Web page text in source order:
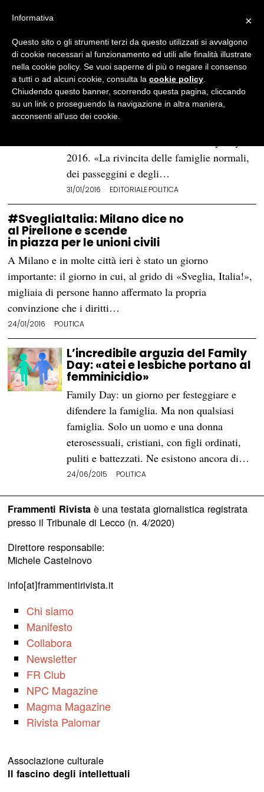
BROWSE TAG
Family Day
Il circo al Circo Massimo
Il circo al Circo Massimo. Si può
2016. «La rivincita delle famiglie normali,
dei passeggini e degli…
31/01/2016 EDITORIALE·POLITICA
#SvegliaItalia: Milano dice no
al Pirellone e scende
in piazza per le unioni civili
A Milano e in molte città ieri è stato un giorno
importante: il giorno in cui, al grido di «Sveglia, Italia!»,
migliaia di persone hanno affermato la propria
convinzione che i diritti…
24/01/2016 POLITICA
L’incredibile arguzia del Family
Day: «atei e lesbiche portano al
femminicidio»
Family Day: un giorno per festeggiare e
difendere la famiglia. Ma non qualsiasi
famiglia. Solo un uomo e una donna
eterosessuali, cristiani, con figli ordinati,
puliti e battezzati. Ne esistono ancora di…
24/06/2015 POLITICA
Frammenti Rivistaè una testata giornalistica registrata
presso il Tribunale di Lecco (n. 4/2020)
Direttore responsabile:
Michele Castelnovo
info[at]frammentirivista.it
Chi siamo
Manifesto
Collabora
Newsletter
FR Club
NPC Magazine
Magma Magazine
Rivista Palomar
Associazione culturale
Il fascino degli intellettuali
×
Informativa
Questo sito o gli strumenti terzi da questo utilizzati si avvalgono
di cookie necessari al funzionamento ed utili alle finalità illustrate
nella cookie policy. Se vuoi saperne di più o negare il consenso
a tutti o ad alcuni cookie, consulta la cookie policy
Chiudendo questo banner, scorrendo questa pagina, cliccando
su un link o proseguendo la navigazione in altra maniera,
acconsenti all’uso dei cookie.